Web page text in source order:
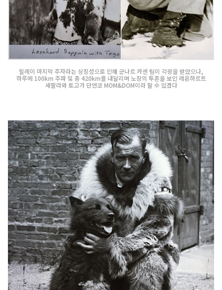
릴레이 마지막 주자라는 상징성으로 인해 군나르 카센 팀이 각광을 받았으나,
하루에 100km 주파 및 총 420km를 내달리며 노장의 투혼을 보인 레온하르트
세팔라와 토고가 단연코 MOM&DOM이라 할 수 있겠다